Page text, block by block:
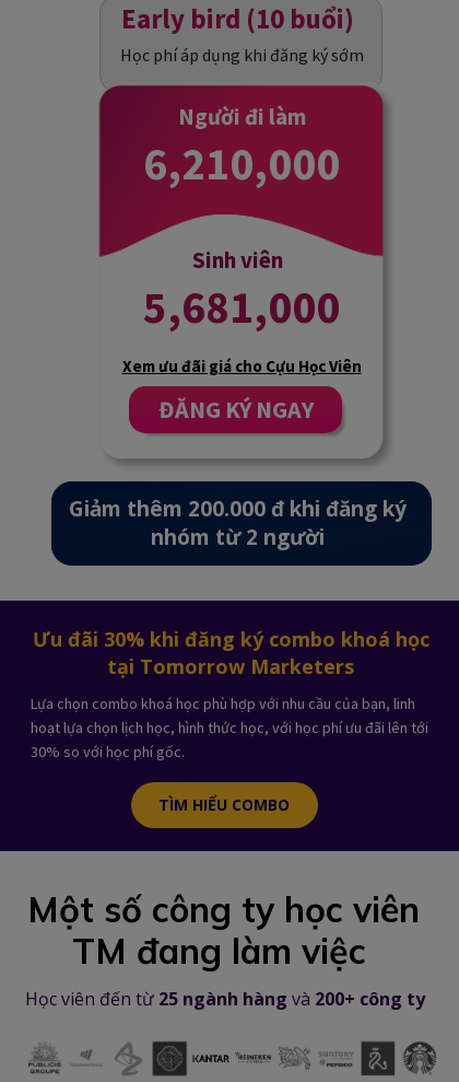
Học phí áp dụng khi đăng ký sớm
Early bird (10 buổi)
ĐĂNG KÝ NGAY
5,681,000
Sinh viên
6,210,000
Xem ưu đãi giá cho Cựu Học Viên
Người đi làm
Giảm thêm 200.000 đ khi đăng ký
nhóm từ 2 người
TÌM HIỂU COMBO
Ưu đãi 30% khi đăng ký combo khoá học
tại Tomorrow Marketers
Lựa chọn combo khoá học phù hợp với nhu cầu của bạn, linh
hoạt lựa chọn lịch học, hình thức học, với học phí ưu đãi lên tới
30% so với học phí gốc.
Học viên đến từ 25 ngành hàng và 200+ công ty
Một số công ty học viên
TM đang làm việc